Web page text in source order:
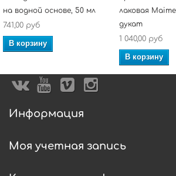
на водной основе, 50 мл
741,00 руб
В корзину
лаковая
дукат
1 040,00 руб
В корзину
Информация
Моя учетная запись